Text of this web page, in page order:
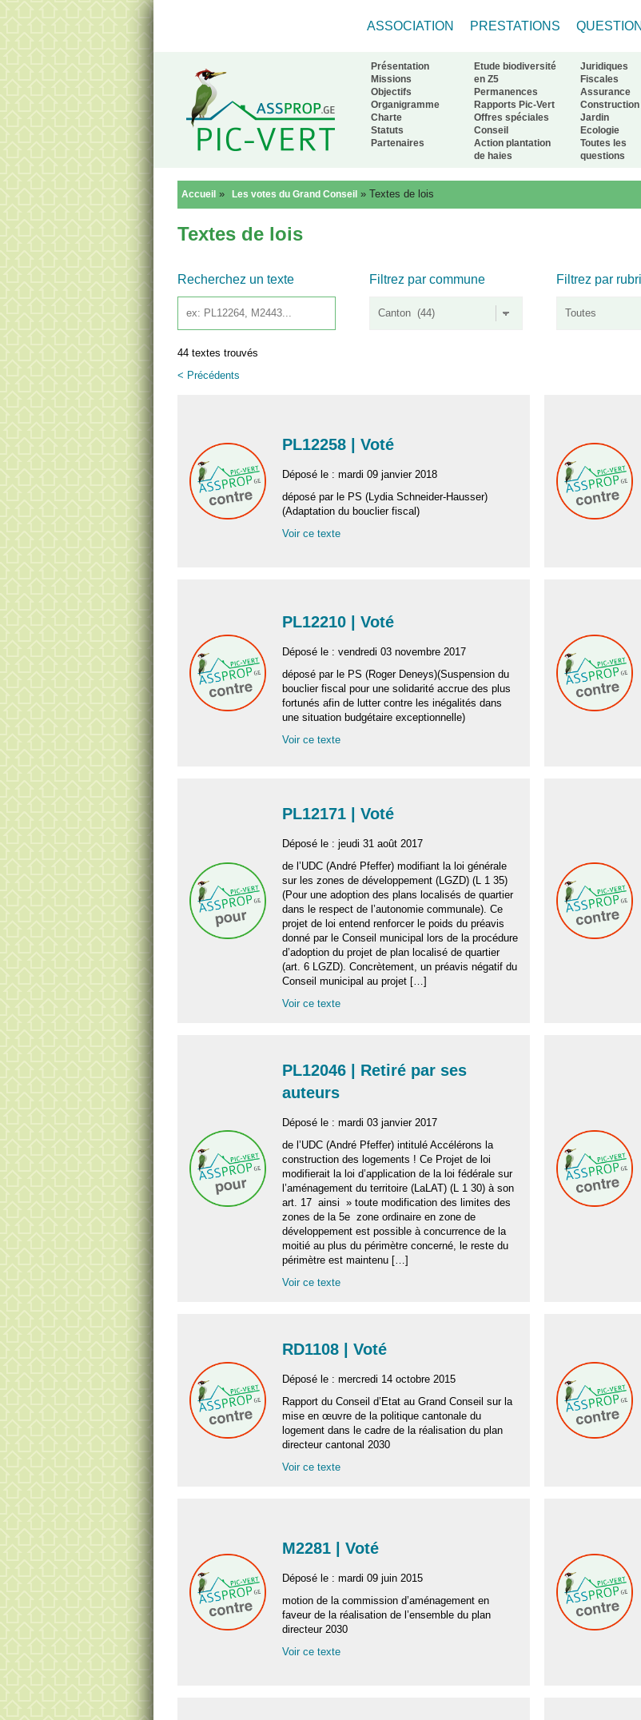
Retour à l'accueil
ASSOCIATION
Présentation
Missions
Objectifs
Organigramme
Charte
Statuts
Partenaires
PRESTATIONS
Etude biodiversité
en Z5
Permanences
Rapports Pic-Vert
Offres spéciales
Conseil
Action plantation
de haies
Juridiques
Fiscales
Assurance
Construction
Jardin
Ecologie
Toutes les
questions
Accueil » Les votes du Grand Conseil » Textes de lois
Textes de lois
Recherchez un texte Filtrez par commune Filtrez par
44 textes trouvés
< Précédents
PL12258 | Voté
Déposé le : mardi 09 janvier 2018
déposé par le PS (Lydia Schneider-Hausser)
(Adaptation du bouclier fiscal)
Voir ce texte
PL12210 | Voté
Déposé le : vendredi 03 novembre 2017
déposé par le PS (Roger Deneys)(Suspension du
bouclier fiscal pour une solidarité accrue des plus
fortunés afin de lutter contre les inégalités dans
une situation budgétaire exceptionnelle)
Voir ce texte
PL12171 | Voté
Déposé le : jeudi 31 août 2017
de l’UDC (André Pfeffer) modifiant la loi générale
sur les zones de développement (LGZD) (L 1 35)
(Pour une adoption des plans localisés de quartier
dans le respect de l’autonomie communale). Ce
projet de loi entend renforcer le poids du préavis
donné par le Conseil municipal lors de la procédure
d’adoption du projet de plan localisé de quartier
(art. 6 LGZD). Concrètement, un préavis négatif du
Conseil municipal au projet […]
Voir ce texte
PL12046 | Retiré par ses
auteurs
Déposé le : mardi 03 janvier 2017
de l’UDC (André Pfeffer) intitulé Accélérons la
construction des logements ! Ce Projet de loi
modifierait la loi d’application de la loi fédérale sur
l’aménagement du territoire (LaLAT) (L 1 30) à son
art. 17 ainsi » toute modification des limites des
zones de la 5e zone ordinaire en zone de
développement est possible à concurrence de la
moitié au plus du périmètre concerné, le reste du
périmètre est maintenu […]
Voir ce texte
RD1108 | Voté
Déposé le : mercredi 14 octobre 2015
Rapport du Conseil d’Etat au Grand Conseil sur la
mise en œuvre de la politique cantonale du
logement dans le cadre de la réalisation du plan
directeur cantonal 2030
Voir ce texte
M2281 | Voté
Déposé le : mardi 09 juin 2015
motion de la commission d’aménagement en
faveur de la réalisation de l’ensemble du plan
directeur 2030
Voir ce texte